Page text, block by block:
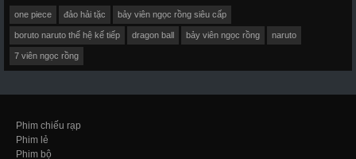
one piece đảo hải tặc bảy viên ngọc rồng siêu cấp
boruto naruto thế hệ kế tiếp dragon ball bảy viên ngọc rồng naruto
7 viên ngọc rồng
Phim chiếu rạp
Phim lẻ
Phim bộ